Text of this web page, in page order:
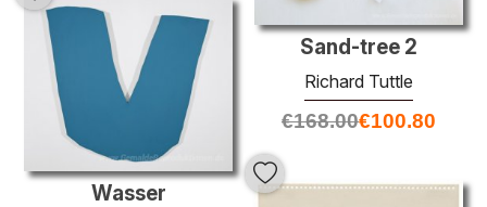
Sand-tree 2
Richard Tuttle
€168.00€100.80
Wasser